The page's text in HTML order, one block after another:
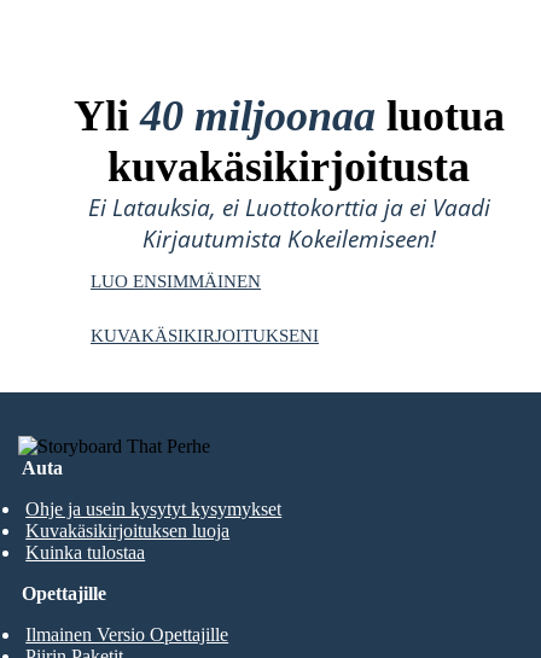
Yli40 miljoonaa luotua
kuvakäsikirjoitusta
Ei Latauksia, ei Luottokorttia ja ei Vaadi
Kirjautumista Kokeilemiseen!
LUO ENSIMMÄINEN
KUVAKÄSIKIRJOITUKSENI
Auta
Ohje ja usein kysytyt kysymykset
Kuvakäsikirjoituksen luoja
Kuinka tulostaa
Opettajille
Ilmainen Versio Opettajille